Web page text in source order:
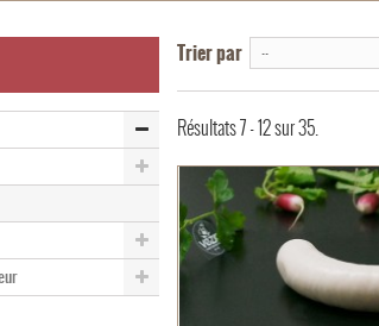
Trier par --
Résultats 7 - 12 sur 35.